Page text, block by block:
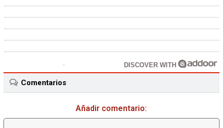
DISCOVER WITH
Comentarios
Añadir comentario: